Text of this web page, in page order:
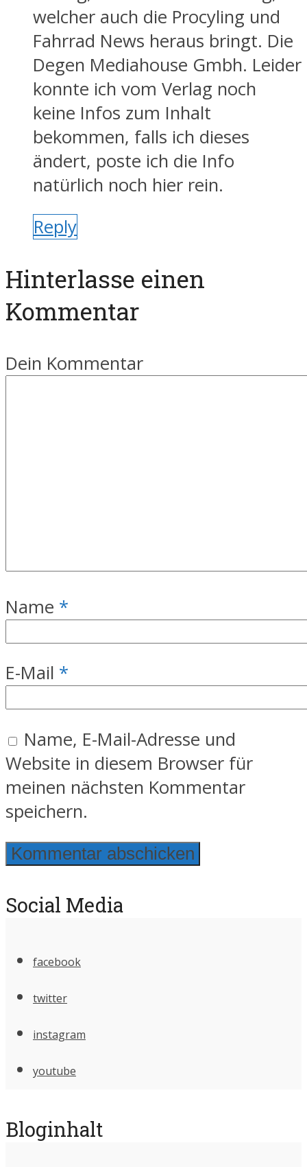
welcher auch die Procyling und
Fahrrad News heraus bringt. Die
Degen Mediahouse Gmbh. Leider
konnte ich vom Verlag noch
keine Infos zum Inhalt
bekommen, falls ich dieses
ändert, poste ich die Info
natürlich noch hier rein.
Reply
Hinterlasse einen
Kommentar
Dein Kommentar
Name *
E-Mail *
Name, E-Mail-Adresse und
Website in diesem Browser für
meinen nächsten Kommentar
speichern.
Social Media
facebook
twitter
instagram
youtube
Bloginhalt